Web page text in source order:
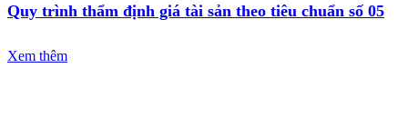
Quy trình thẩm định giá tài sản theo tiêu chuẩn số 05
Xem thêm